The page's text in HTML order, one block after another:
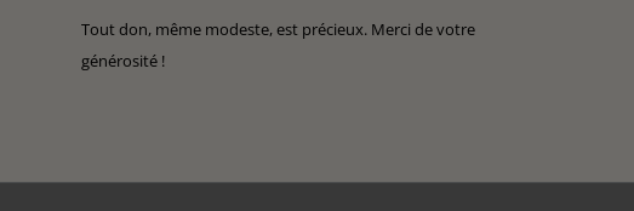
Tout don, même modeste, est précieux. Merci de votre
générosité !